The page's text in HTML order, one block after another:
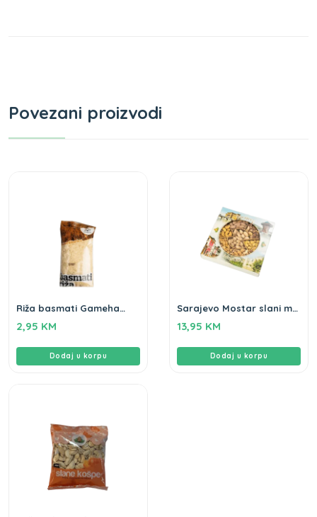
Povezani proizvodi
Riža basmati Gameha
2,95 KM
Dodaj u korpu
Sarajevo Mostar slani mix
13,95 KM
Dodaj u korpu